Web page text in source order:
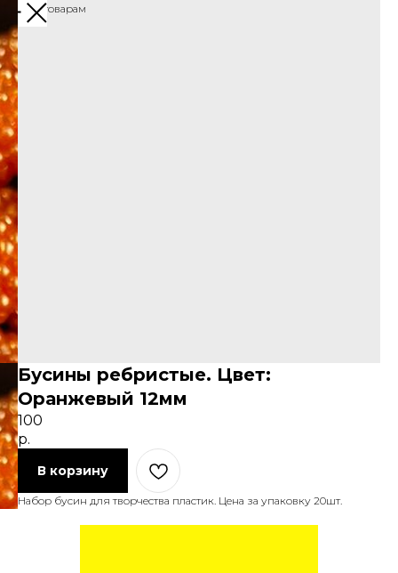
Назад к товарам
Бусины ребристые. Цвет:
Оранжевый 12мм
100
р.
В корзину
Набор бусин для творчества пластик. Цена за упаковку 20шт.